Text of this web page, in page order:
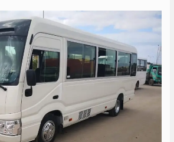
اجر
تويوتا
كوستر
الى
مرسى
علم